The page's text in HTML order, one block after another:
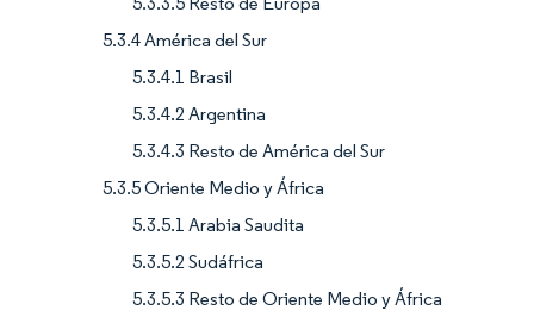
5.3.4 América del Sur
5.3.4.1 Brasil
5.3.4.2 Argentina
5.3.4.3 Resto de América del Sur
5.3.5 Oriente Medio y África
5.3.5.1 Arabia Saudita
5.3.5.2 Sudáfrica
5.3.5.3 Resto de Oriente Medio y África